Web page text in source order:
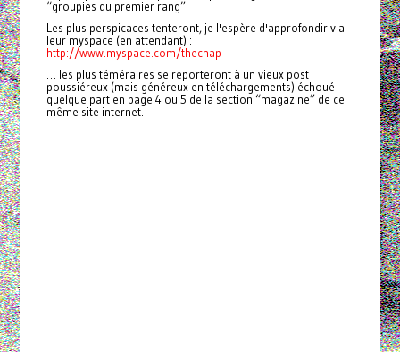
“groupies du premier rang”.
Les plus perspicaces tenteront, je l'espère d'approfondir via
leur myspace (en attendant) :
http://www.myspace.com/thechap
… les plus téméraires se reporteront à un vieux post
poussiéreux (mais généreux en téléchargements) échoué
quelque part en page 4 ou 5 de la section “magazine” de ce
même site internet.